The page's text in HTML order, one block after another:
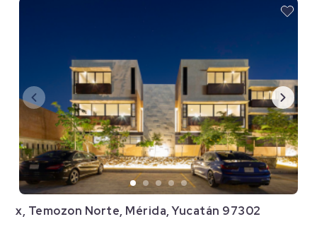
x, Temozon Norte, Mérida, Yucatán 97302